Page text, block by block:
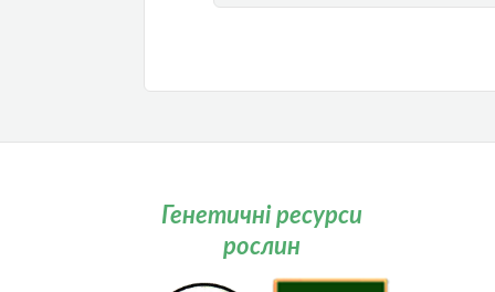
Генетичні ресурси
рослин